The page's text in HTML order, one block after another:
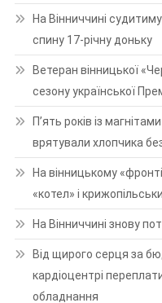
На Вінниччині
спину 17-річну доньку
Ветеран вінницької
сезону української
П’ять років із
врятували хлопчика
На вінницькому
«котел» і
На Вінниччині знову
Від щирого серця за
кардіоцентрі
обладнання